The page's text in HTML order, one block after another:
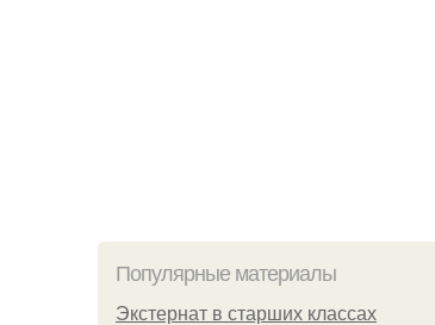
Популярные материалы
Экстернат в старших классах